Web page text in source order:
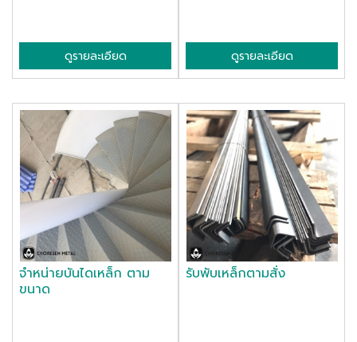
ดูรายละเอียด ดูรายละเอียด
จำหน่ายบันไดเหล็ก ตาม
ขนาด
รับพับเหล็กตามสั่ง